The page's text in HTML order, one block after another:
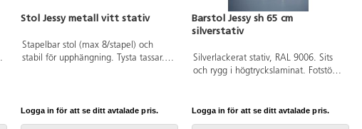
Stol Jessy metall vitt stativ
Stapelbar stol (max 8/stapel) och
stabil för upphängning. Tysta tassar.
vitlackerat stativ, RAL 9003. Testad
och godkänd för offentlig miljö enligt
Logga in för att se ditt avtalade pris.
Barstol Jessy sh 65 cm
silverstativ
Silverlackerat stativ, RAL 9006. Sits
och rygg i högtryckslaminat. Fotstöd i
Logga in för att se ditt avtalade pris.